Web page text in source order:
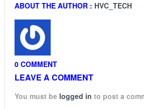
ABOUT THE AUTHOR : HVC_TECH
0 COMMENT
LEAVE A COMMENT
You must be logged in to post a